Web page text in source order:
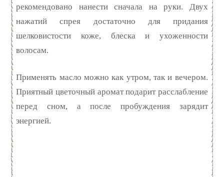
рекомендовано нанести сначала на руки. Двух
нажатий спрея достаточно для придания
шелковистости коже, блеска и ухоженности
волосам.
Применять масло можно как утром, так и вечером.
Приятный цветочный аромат подарит расслабление
перед сном, а после пробуждения зарядит
энергией.